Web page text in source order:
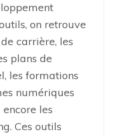
on retrouve
carrière, les
plans de
les formations
numériques
les
Ces outils